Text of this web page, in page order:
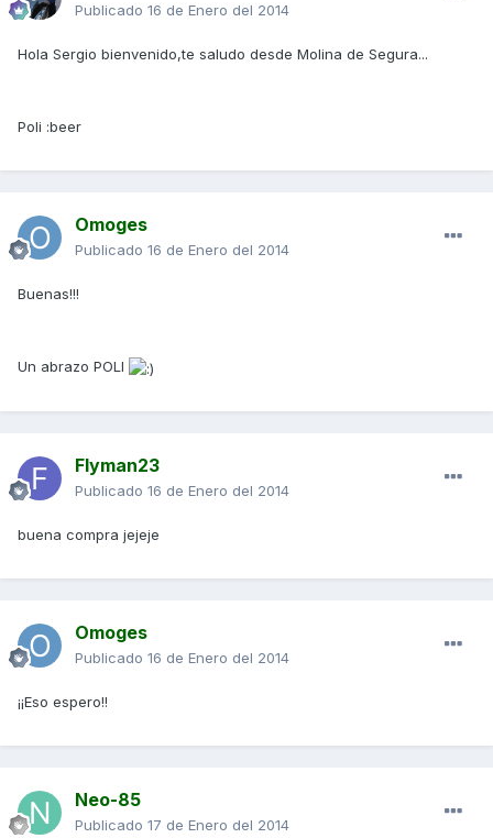
Publicado 16 de Enero del 2014
Hola Sergio bienvenido,te saludo desde Molina de Segura...
Poli :beer
Omoges
Publicado 16 de Enero del 2014
Buenas!!!
Un abrazo POLI
Flyman23
Publicado 16 de Enero del 2014
buena compra jejeje
Omoges
Publicado 16 de Enero del 2014
¡¡Eso espero!!
Neo-85
Publicado 17 de Enero del 2014